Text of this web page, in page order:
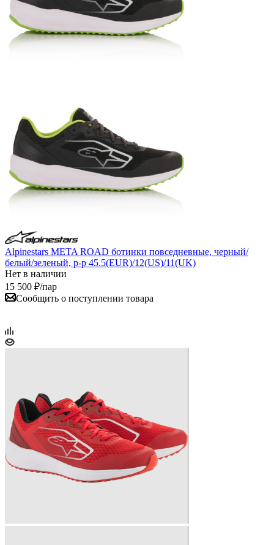
Alpinestars META ROAD ботинки повседневные, черный/
белый/зеленый, р-р 45.5(EUR)/12(US)/11(UK)
Нет в наличии
15 500 ₽/пар
Сообщить о поступлении товара